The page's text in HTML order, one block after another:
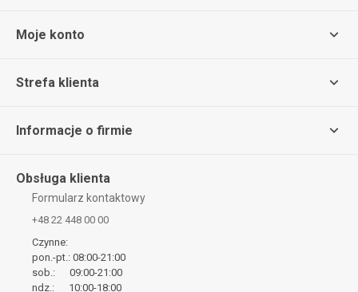
Moje konto
Strefa klienta
Informacje o firmie
Obsługa klienta
Formularz kontaktowy
+48 22 448 00 00
Czynne:
pon.-pt.: 08:00-21:00
sob.: 09:00-21:00
ndz.: 10:00-18:00